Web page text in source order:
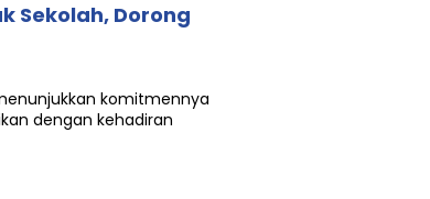
Sekolah, Dorong
komitmennya
dengan kehadiran